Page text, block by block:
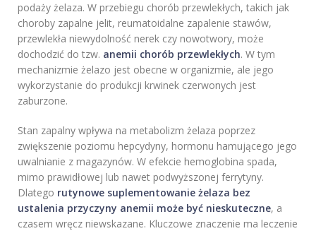
podaży żelaza. W przebiegu chorób przewlekłych, takich jak
choroby zapalne jelit, reumatoidalne zapalenie stawów,
przewlekła niewydolność nerek czy nowotwory, może
dochodzić do tzw. anemii chorób przewlekłych. W tym
mechanizmie żelazo jest obecne w organizmie, ale jego
wykorzystanie do produkcji krwinek czerwonych jest
zaburzone.
Stan zapalny wpływa na metabolizm żelaza poprzez
zwiększenie poziomu hepcydyny, hormonu hamującego jego
uwalnianie z magazynów. W efekcie hemoglobina spada,
mimo prawidłowej lub nawet podwyższonej ferrytyny.
Dlatego rutynowe suplementowanie żelaza bez
ustalenia przyczyny anemii może być nieskuteczne, a
czasem wręcz niewskazane. Kluczowe znaczenie ma leczenie